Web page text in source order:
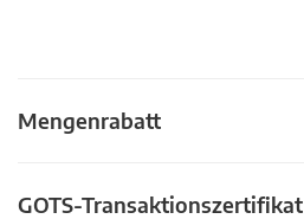
Mengenrabatt
GOTS-Transaktionszertifikat